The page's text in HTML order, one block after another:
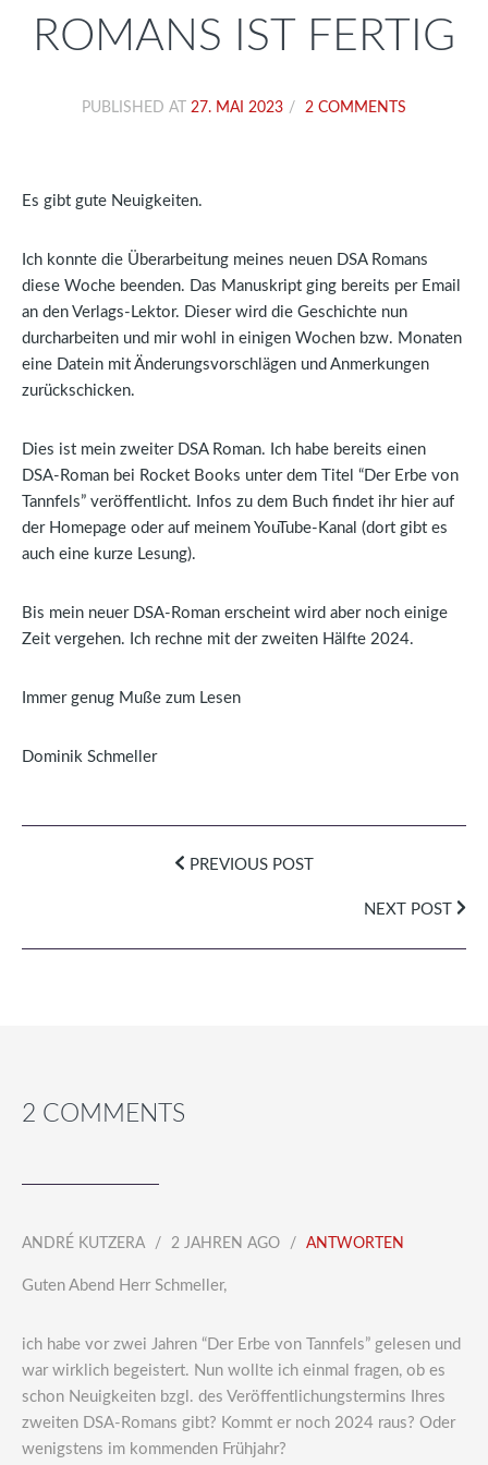
ROMANS IST FERTIG
PUBLISHED AT 27. MAI 2023 2 COMMENTS
Es gibt gute Neuigkeiten.
Ich konnte die Überarbeitung meines neuen DSA Romans
diese Woche beenden. Das Manuskript ging bereits per Email
an den Verlags-Lektor. Dieser wird die Geschichte nun
durcharbeiten und mir wohl in einigen Wochen bzw. Monaten
eine Datein mit Änderungsvorschlägen und Anmerkungen
zurückschicken.
Dies ist mein zweiter DSA Roman. Ich habe bereits einen
DSA-Roman bei Rocket Books unter dem Titel “Der Erbe von
Tannfels” veröffentlicht. Infos zu dem Buch findet ihr hier auf
der Homepage oder auf meinem YouTube-Kanal (dort gibt es
auch eine kurze Lesung).
Bis mein neuer DSA-Roman erscheint wird aber noch einige
Zeit vergehen. Ich rechne mit der zweiten Hälfte 2024.
Immer genug Muße zum Lesen
Dominik Schmeller
PREVIOUS POST
NEXT POST
2 COMMENTS
ANDRÉ KUTZERA 2 JAHREN AGO ANTWORTEN
Guten Abend Herr Schmeller,
ich habe vor zwei Jahren “Der Erbe von Tannfels” gelesen und
war wirklich begeistert. Nun wollte ich einmal fragen, ob es
schon Neuigkeiten bzgl. des Veröffentlichungstermins Ihres
zweiten DSA-Romans gibt? Kommt er noch 2024 raus? Oder
wenigstens im kommenden Frühjahr?